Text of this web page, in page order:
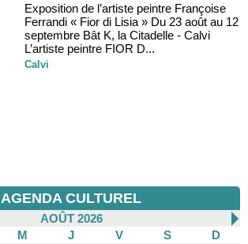
Exposition de l’artiste peintre Françoise
Ferrandi « Fior di Lisia » Du 23 août au 12
septembre Bât K, la Citadelle - Calvi
L’artiste peintre FIOR D...
Calvi
AGENDA CULTUREL
AOÛT 2026
M J V S
D